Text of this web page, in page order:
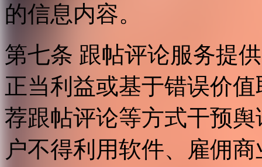
的信息内容。
第七条 跟帖评论服务提
正当利益或基于错误价
荐跟帖评论等方式干预
户不得利用软件、雇佣